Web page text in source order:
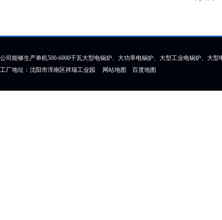
公司能够生产单机500-6000千瓦大型电锅炉、大功率电锅炉、大型工业电锅炉、大
工厂地址：沈阳市浑南区祥瑞工业园 网站地图 百度地图